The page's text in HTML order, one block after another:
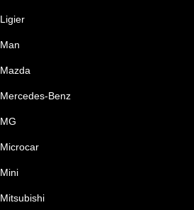
Ligier
Man
Mazda
Mercedes-Benz
MG
Microcar
Mini
Mitsubishi